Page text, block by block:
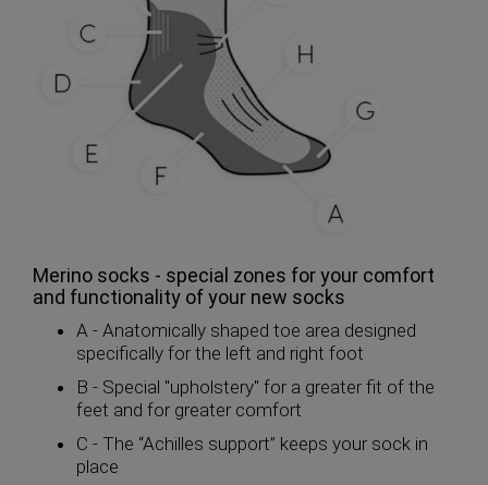
Merino socks - special zones for your comfort
and functionality of your new socks
A - Anatomically shaped toe area designed
specifically for the left and right foot
B - Special "upholstery" for a greater fit of the
feet and for greater comfort
C - The “Achilles support” keeps your sock in
place